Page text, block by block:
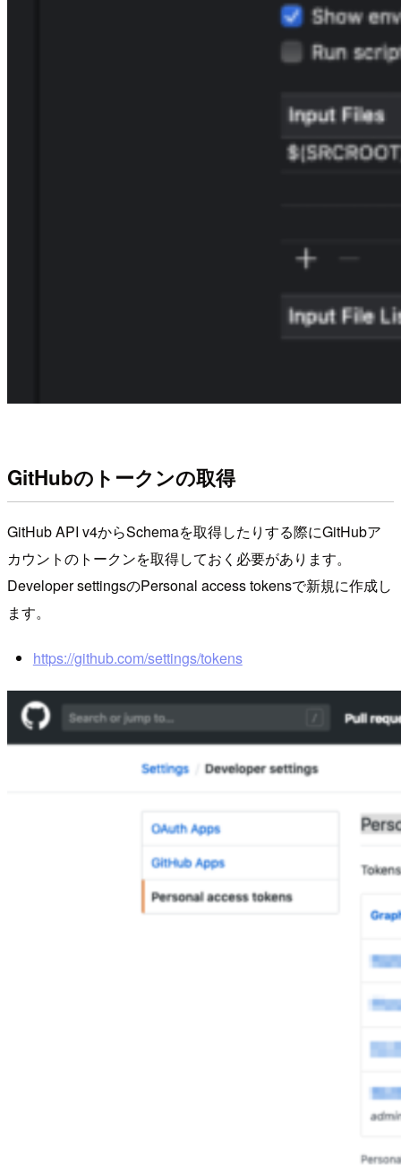
GitHubのトークンの取得
GitHub API v4からSchemaを取得したりする際にGitHubア
カウントのトークンを取得しておく必要があります。
Developer settingsのPersonal access tokensで新規に作成し
ます。
https://github.com/settings/tokens